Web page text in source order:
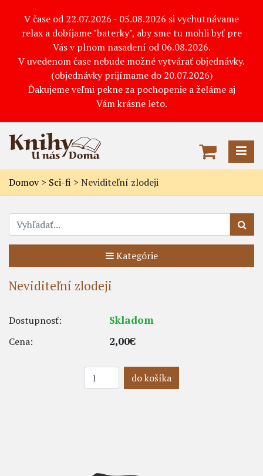
V čase od 22.07.2026 - 05.08.2026 si vychutnávame
relax a dobíjame "baterky", aby sme tu mohli byť pre
Vás v plnom nasadení od 06.08.2026.
V uvedenom čase nebude možné vytvárať objednávky.
(objednávky prijímame do 20.07.2026)
Ďakujeme veľmi pekne za pochopenie a želáme aj
Vám krásne leto.
Domov> Sci-fi > Neviditeľní zlodeji
Kategórie
Neviditeľní zlodeji
Dostupnosť: Skladom
Cena: 2,00€
do košíka